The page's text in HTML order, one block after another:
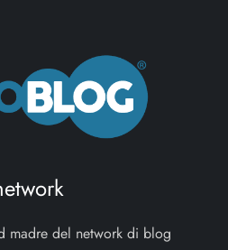
madre del network di blog